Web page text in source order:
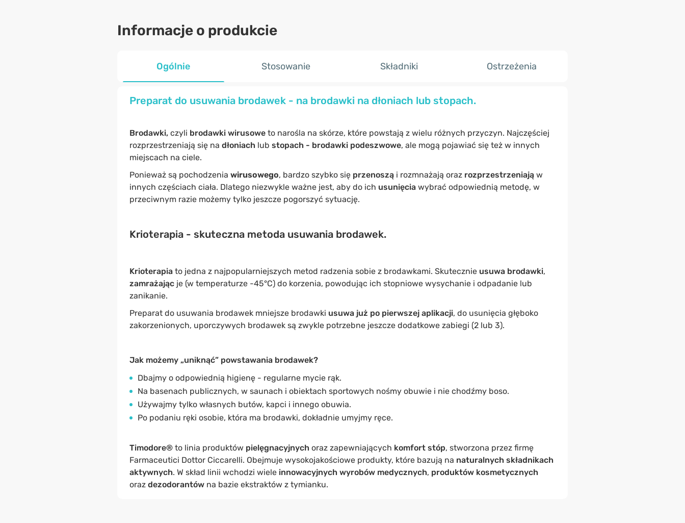
Informacje o produkcie
Ogólnie Stosowanie Składniki Ostrzeżenia
Preparat do usuwania brodawek - na brodawki na dłoniach lub stopach.
Brodawki, czyli brodawki wirusoweto narośla na skórze, które powstają z wielu różnych przyczyn. Najczęściej
rozprzestrzeniają się na dłoniach lub stopach - brodawki podeszwowe, ale mogą pojawiać się też w innych
miejscach na ciele.
Ponieważ są pochodzenia wirusowego, bardzo szybko się przenosząi rozmnażają oraz rozprzestrzeniająw
innych częściach ciała. Dlatego niezwykle ważne jest, aby do ich usunięciawybrać odpowiednią metodę, w
przeciwnym razie możemy tylko jeszcze pogorszyć sytuację.
Krioterapia - skuteczna metoda usuwania brodawek.
Krioterapiato jedna z najpopularniejszych metod radzenia sobie z brodawkami. Skutecznie usuwa brodawki,
zamrażającje (w temperaturze -45°C) do korzenia, powodując ich stopniowe wysychanie i odpadanie lub
zanikanie.
Preparat do usuwania brodawek mniejsze brodawki usuwa już po pierwszej aplikacji, do usunięcia głęboko
zakorzenionych, uporczywych brodawek są zwykle potrzebne jeszcze dodatkowe zabiegi (2 lub 3).
Jak możemy „uniknąć” powstawania brodawek?
Dbajmy o odpowiednią higienę - regularne mycie rąk.
Na basenach publicznych, w saunach i obiektach sportowych nośmy obuwie i nie chodźmy boso.
Używajmy tylko własnych butów, kapci i innego obuwia.
Po podaniu ręki osobie, która ma brodawki, dokładnie umyjmy ręce.
Timodore® to linia produktów pielęgnacyjnych oraz zapewniających komfort stóp, stworzona przez firmę
Farmaceutici Dottor Ciccarelli. Obejmuje wysokojakościowe produkty, które bazują na naturalnych składnikach
aktywnych. W skład linii wchodzi wiele innowacyjnych wyrobów medycznych, produktów kosmetycznych
oraz dezodorantówna bazie ekstraktów z tymianku.